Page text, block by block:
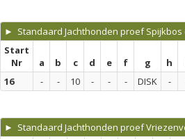
► Standaard Jachthonden proef Spijkbos
Start
Nr
a b c d e f g h
16
- - 10 - - - DISK -
► Standaard Jachthonden proef